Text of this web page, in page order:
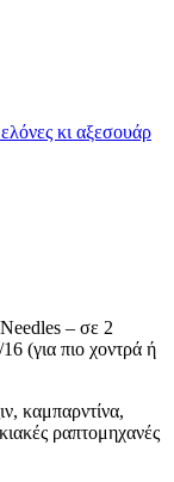
κι αξεσουάρ
– σε 2
(για πιο χοντρά ή
καμπαρντίνα,
ραπτομηχανές